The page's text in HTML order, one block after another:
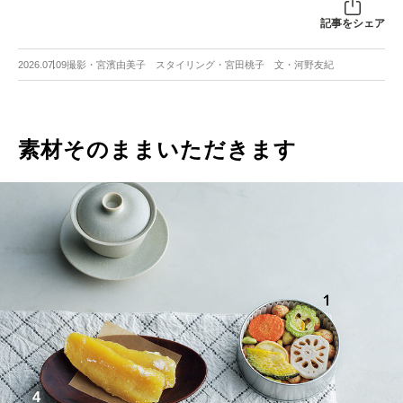
記事をシェア
2026.07.09撮影・宮濱由美子 スタイリング・宮田桃子 文・河野友紀
素材そのままいただきます